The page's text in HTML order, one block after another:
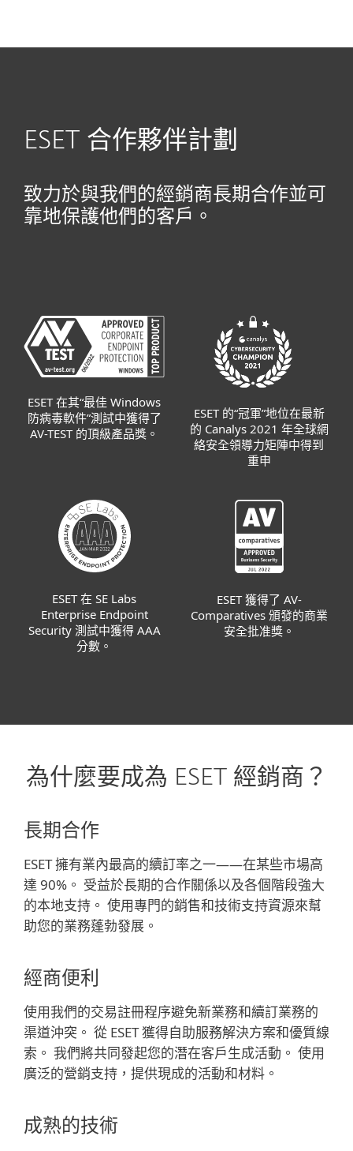
ESET 合作夥伴計劃
致力於與我們的經銷商長期合作並可
靠地保護他們的客戶。
ESET 在其“最佳 Windows
防病毒軟件”測試中獲得了
AV-TEST 的頂級產品獎。
ESET 的“冠軍”地位在最新
的 Canalys 2021 年全球網
絡安全領導力矩陣中得到
重申
ESET 在 SE Labs
Enterprise Endpoint
Security 測試中獲得 AAA
分數。
ESET 獲得了 AV-
Comparatives 頒發的商業
安全批准獎。
為什麼要成為 ESET 經銷商？
長期合作
ESET 擁有業內最高的續訂率之一——在某些市場高
達 90%。 受益於長期的合作關係以及各個階段強大
的本地支持。 使用專門的銷售和技術支持資源來幫
助您的業務蓬勃發展。
經商便利
使用我們的交易註冊程序避免新業務和續訂業務的
渠道沖突。 從 ESET 獲得自助服務解決方案和優質線
索。 我們將共同發起您的潛在客戶生成活動。 使用
廣泛的營銷支持，提供現成的活動和材料。
成熟的技術